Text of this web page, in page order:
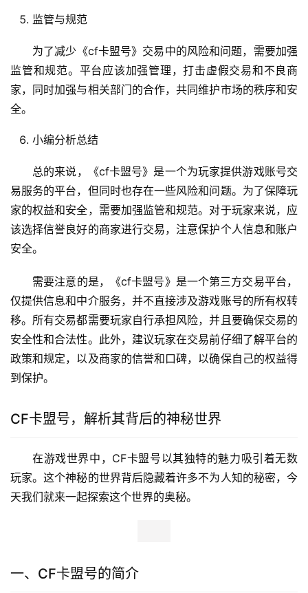
监管与规范
为了减少《cf卡盟号》交易中的风险和问题，需要加强
监管和规范。平台应该加强管理，打击虚假交易和不良商
家，同时加强与相关部门的合作，共同维护市场的秩序和安
全。
小编分析总结
总的来说，《cf卡盟号》是一个为玩家提供游戏账号交
易服务的平台，但同时也存在一些风险和问题。为了保障玩
家的权益和安全，需要加强监管和规范。对于玩家来说，应
该选择信誉良好的商家进行交易，注意保护个人信息和账户
安全。
需要注意的是，《cf卡盟号》是一个第三方交易平台，
仅提供信息和中介服务，并不直接涉及游戏账号的所有权转
移。所有交易都需要玩家自行承担风险，并且要确保交易的
安全性和合法性。此外，建议玩家在交易前仔细了解平台的
政策和规定，以及商家的信誉和口碑，以确保自己的权益得
到保护。
CF卡盟号，解析其背后的神秘世界
在游戏世界中，CF卡盟号以其独特的魅力吸引着无数
玩家。这个神秘的世界背后隐藏着许多不为人知的秘密，今
天我们就来一起探索这个世界的奥秘。
一、CF卡盟号的简介